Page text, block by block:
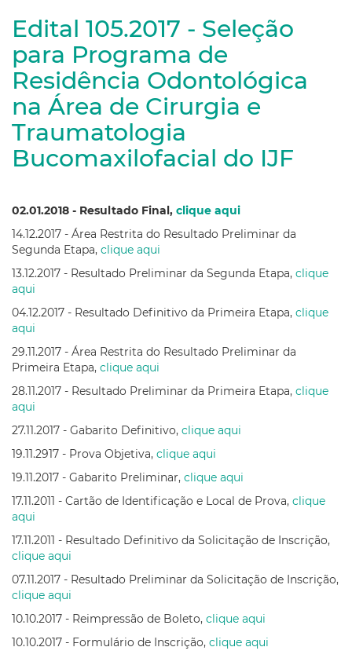
Edital 105.2017 - Seleção
para Programa de
Residência Odontológica
na Área de Cirurgia e
Traumatologia
Bucomaxilofacial do IJF
02.01.2018 - Resultado Final, clique aqui
14.12.2017 - Área Restrita do Resultado Preliminar da
Segunda Etapa, clique aqui
13.12.2017 - Resultado Preliminar da Segunda Etapa, clique
aqui
04.12.2017 - Resultado Definitivo da Primeira Etapa, clique
aqui
29.11.2017 - Área Restrita do Resultado Preliminar da
Primeira Etapa, clique aqui
28.11.2017 - Resultado Preliminar da Primeira Etapa, clique
aqui
27.11.2017 - Gabarito Definitivo, clique aqui
19.11.2917 - Prova Objetiva, clique aqui
19.11.2017 - Gabarito Preliminar, clique aqui
17.11.2011 - Cartão de Identificação e Local de Prova, clique
aqui
17.11.2011 - Resultado Definitivo da Solicitação de Inscrição,
clique aqui
07.11.2017 - Resultado Preliminar da Solicitação de Inscrição,
clique aqui
10.10.2017 - Reimpressão de Boleto, clique aqui
10.10.2017 - Formulário de Inscrição, clique aqui